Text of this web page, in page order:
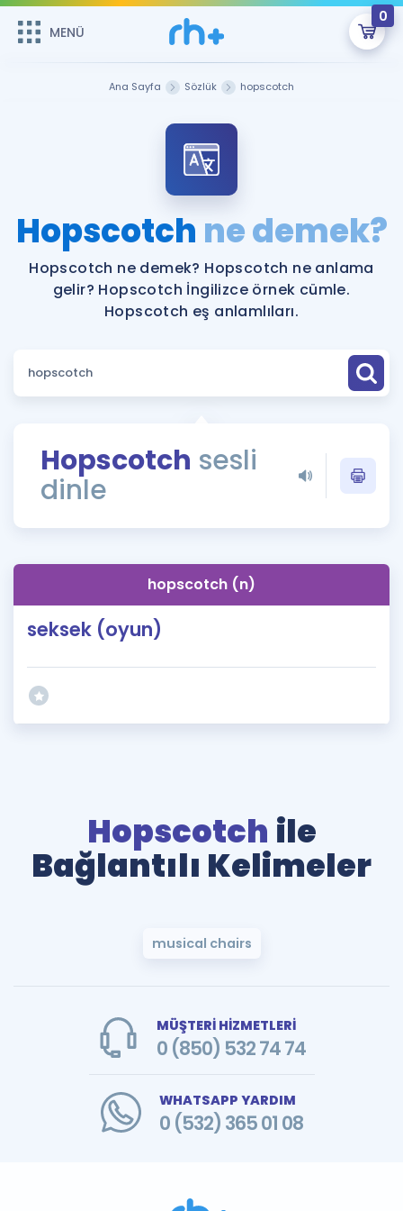
MENÜ
0
ÜYE DEĞİLİM
Sepetin Şu An Boş.
Remzi Hoca ile seni sınava hazırlayacak onlarca eğitim seni
bekliyor!
MENÜ
Katılımcı Görüşleri
Faydalı Araçlar
Sözlük
Rehberlik Aracı
ÖSYM Sınav Takvimi
İngilizce Gramer
Hakkımızda
Ana Sayfa Sözlük hopscotch
Hopscotch ne demek?
Hopscotch ne demek? Hopscotch ne anlama
gelir? Hopscotch İngilizce örnek cümle.
Hopscotch eş anlamlıları.
Hopscotch sesli
dinle
hopscotch (n)
seksek (oyun)
Hopscotch ile
Bağlantılı Kelimeler
musical chairs
MÜŞTERİ HİZMETLERİ
0 (850) 532 74 74
WHATSAPP YARDIM
0 (532) 365 01 08